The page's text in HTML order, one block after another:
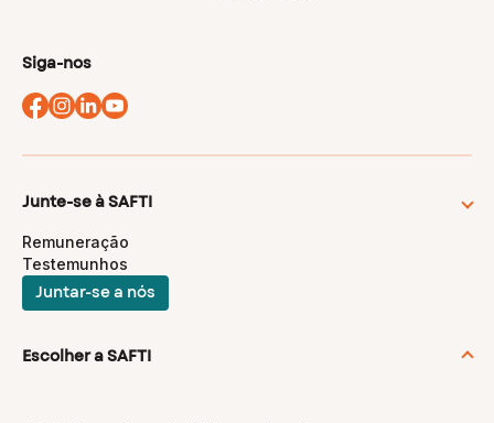
Siga-nos
Junte-se à SAFTI
Remuneração
Testemunhos
Juntar-se a nós
Escolher a SAFTI